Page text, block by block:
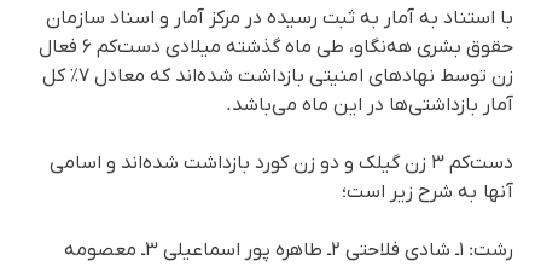
با استناد به آمار به ثبت رسیده در مرکز آمار و اسناد سازمان
حقوق بشری هه‌نگاو، طی ماه گذشته میلادی دست‌کم ۶ فعال
زن توسط نهادهای امنیتی بازداشت شده‌اند که معادل ۷٪ کل
آمار بازداشتی‌ها در این ماه می‌باشد.
دست‌کم ۳ زن گیلک و دو زن کورد بازداشت شده‌اند و اسامی
آنها به شرح زیر است؛
رشت: ۱ـ شادی فلاحتی ۲ـ طاهره پور اسماعیلی ۳ـ معصومه